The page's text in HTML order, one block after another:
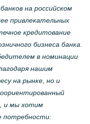
на российском
привлекательных
кредитование
бизнеса банка.
в номинации
нашим
на рынке, но и
и мы хотим
потребности: